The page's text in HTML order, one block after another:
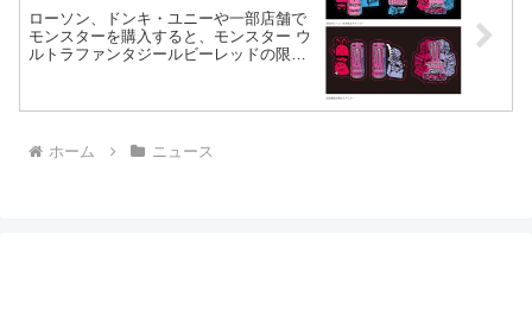
ローソン、ドンキ・ユニーや一部店舗で
モンスターを購入すると、モンスター ウ
ルトラファンタジールビーレッドの限定
ホーム ニュース